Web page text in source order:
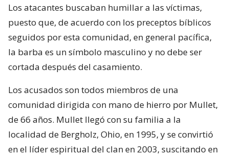
Los atacantes buscaban humillar a las víctimas,
puesto que, de acuerdo con los preceptos bíblicos
seguidos por esta comunidad, en general pacífica,
la barba es un símbolo masculino y no debe ser
cortada después del casamiento.
Los acusados son todos miembros de una
comunidad dirigida con mano de hierro por Mullet,
de 66 años. Mullet llegó con su familia a la
localidad de Bergholz, Ohio, en 1995, y se convirtió
en el líder espiritual del clan en 2003, suscitando en